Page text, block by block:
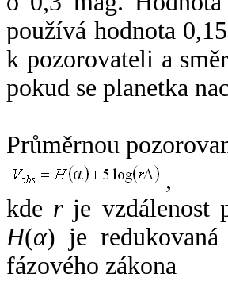
používá hodnota
k pozorovateli a
pokud se planetka
Průměrnou
,
kde rje vzdálenost
H(α) je
fázového zákona